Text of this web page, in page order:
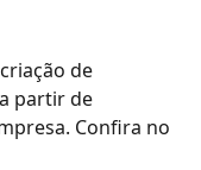
de
partir de
Confira no